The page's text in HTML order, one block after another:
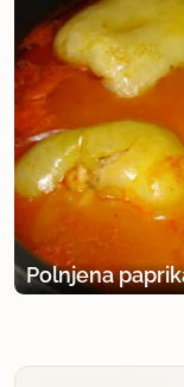
Polnjena